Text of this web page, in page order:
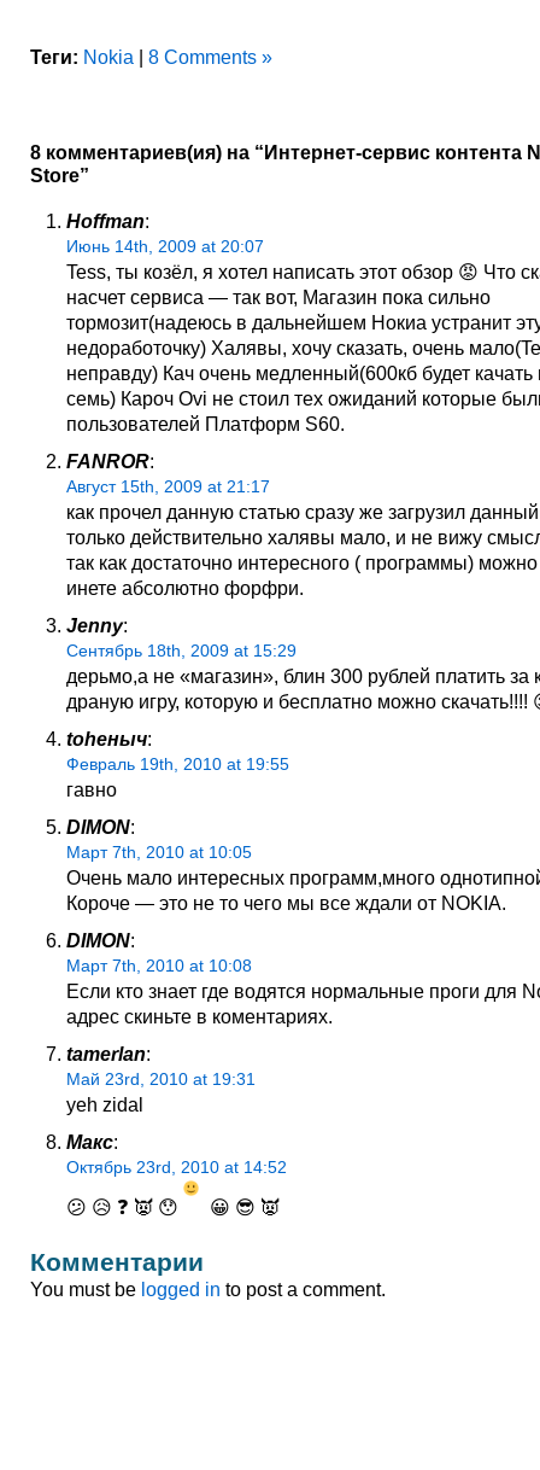
Теги: Nokia | 8 Comments »
8 комментариев(ия) на “Интернет-сервис контента
Store”
Hoffman:
Июнь 14th, 2009 at 20:07
Tess, ты козёл, я хотел написать этот обзор 😡 Что
насчет сервиса — так вот, Магазин пока сильно
тормозит(надеюсь в дальнейшем Нокиа устранит
недоработочку) Халявы, хочу сказать, очень
неправду) Кач очень медленный(600кб будет качать
семь) Кароч Ovi не стоил тех ожиданий которые
пользователей Платформ S60.
FANROR:
Август 15th, 2009 at 21:17
как прочел данную статью сразу же загрузил
только действительно халявы мало, и не вижу
так как достаточно интересного ( программы) можно
инете абсолютно форфри.
Jenny:
Сентябрь 18th, 2009 at 15:29
дерьмо,а не «магазин», блин 300 рублей платить за
драную игру, которую и бесплатно можно скачать!!!!
toheныч:
Февраль 19th, 2010 at 19:55
гавно
DIMON:
Март 7th, 2010 at 10:05
Очень мало интересных программ,много
Короче — это не то чего мы все ждали от NOKIA.
DIMON:
Март 7th, 2010 at 10:08
Если кто знает где водятся нормальные проги для
адрес скиньте в коментариях.
tamerlan:
Май 23rd, 2010 at 19:31
yeh zidal
Макс:
Октябрь 23rd, 2010 at 14:52
😕 😥 ❓ 👿 😯 😀 😎 👿
Комментарии
You must be logged in to post a comment.